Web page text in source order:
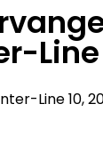
Line
Line 10,